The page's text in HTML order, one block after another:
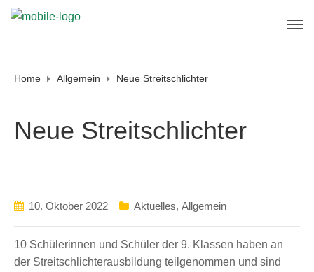
Home Allgemein Neue Streitschlichter
Neue Streitschlichter
10. Oktober 2022 Aktuelles, Allgemein
10 Schülerinnen und Schüler der 9. Klassen haben an
der Streitschlichterausbildung teilgenommen und sind
Erreichbarkeit in denSommerferien
Vom 10. - 12. Augustund vom2. bis 4.
Am Mittwoch den19. August und am Mittwoch,
den26. Augustvon10 - 12 Uhr sind wir unter